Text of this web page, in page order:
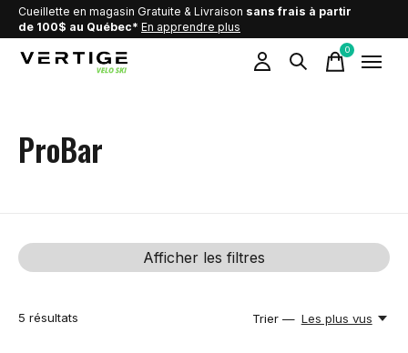
Cueillette en magasin Gratuite & Livraison sans frais à partir
de 100$ au Québec* En apprendre plus
0items
ProBar
Afficher les filtres
5 résultats Trier — Les plus vus